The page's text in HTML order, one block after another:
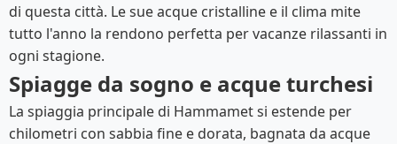
di questa città. Le sue acque cristalline e il clima mite
tutto l'anno la rendono perfetta per vacanze rilassanti in
ogni stagione.
Spiagge da sogno e acque turchesi
La spiaggia principale di Hammamet si estende per
chilometri con sabbia fine e dorata, bagnata da acque